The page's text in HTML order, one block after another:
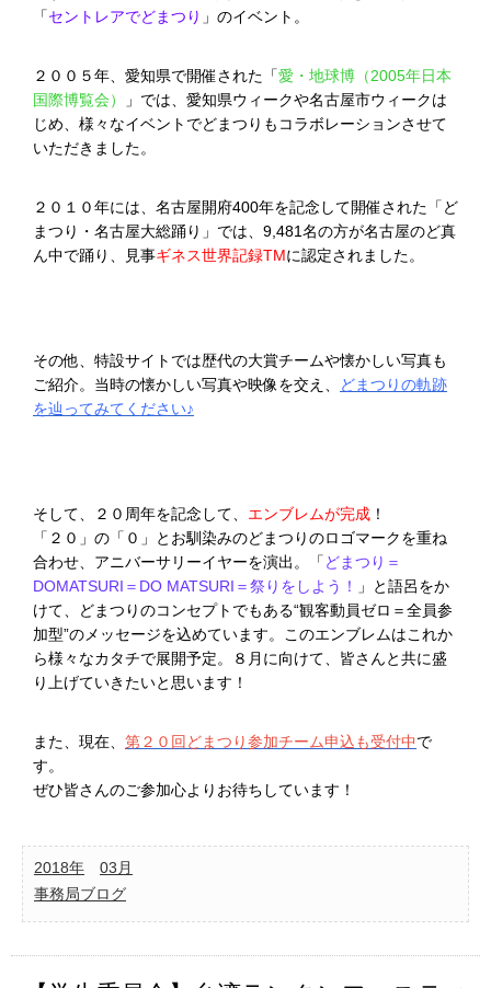
「セントレアでどまつり 」のイベント。
２００５年、愛知県で開催された「愛・地球博（2005年日本
国際博覧会）
」では、愛知県ウィークや名古屋市ウィークは
じめ、様々なイベントでどまつりもコラボレーションさせて
いただきました。
２０１０年には、名古屋開府400年を記念して開催された「ど
まつり・名古屋大総踊り」では、9,481名の方が名古屋のど真
ん中で踊り、見事ギネス世界記録TMに認定されました。
その他、特設サイトでは歴代の大賞チームや懐かしい写真も
ご紹介。当時の懐かしい写真や映像を交え、
どまつりの軌跡
を辿ってみてください♪
そして、２０周年を記念して、 エンブレムが完成 ！
「２０」の「０」とお馴染みのどまつりのロゴマークを重ね
合わせ、アニバーサリーイヤーを演出。「 どまつり＝
DOMATSURI＝DO MATSURI＝祭りをしよう！
」と語呂をか
けて、どまつりのコンセプトでもある“観客動員ゼロ＝全員参
加型”のメッセージを込めています。このエンブレムはこれか
ら様々なカタチで展開予定。８月に向けて、皆さんと共に盛
り上げていきたいと思います！
また、現在、 第２０回どまつり参加チーム申込も受付中で
す。
ぜひ皆さんのご参加心よりお待ちしています！
2018年
03月
事務局ブログ